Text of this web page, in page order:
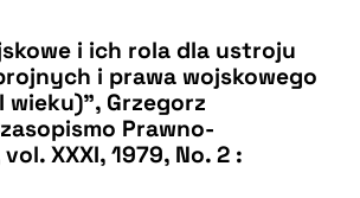
i ich rola dla ustroju
i prawa wojskowego
wieku)", Grzegorz
Prawno-
XXXI, 1979, No. 2 :